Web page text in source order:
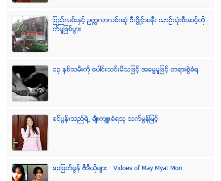
ျပည္လမ္းႏွင့္ ဥကၠလာလမ္းဆုံ မီးပြိဳင့္အနီး ယာဥ္သုံးစီးဆင့္တို
က္မႈျဖစ္ပြား
၁၃ ႏွစ္သမီးကို ေပါင္းသင္းမိသျဖင့္ အဓမၼမႈျဖင့္ တရားစြဲခံရ
ခင္ပြန္းသည္ရဲ႕ ခ်ီးက်ဴးခံရသူ သက္မြန္ျမင့္
ေမျမတ္မြန္ ဗီဒီယုိမ်ား - Vidoes of May Myat Mon